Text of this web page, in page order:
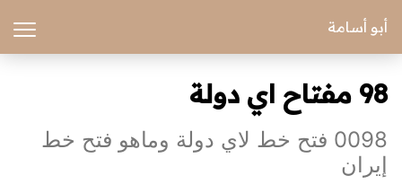
أبو أسامة
98 مفتاح اي دولة
0098 فتح خط لاي دولة وماهو فتح خط
إيران